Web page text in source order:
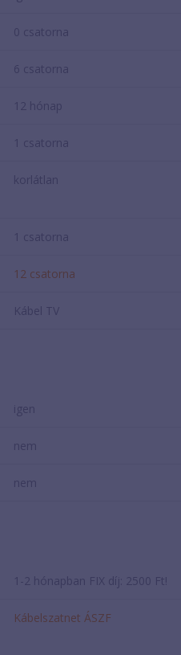
0 csatorna
6 csatorna
12 hónap
1 csatorna
korlátlan
1 csatorna
12 csatorna
Kábel TV
igen
nem
nem
1-2 hónapban FIX díj: 2500 Ft!
Kábelszatnet ÁSZF